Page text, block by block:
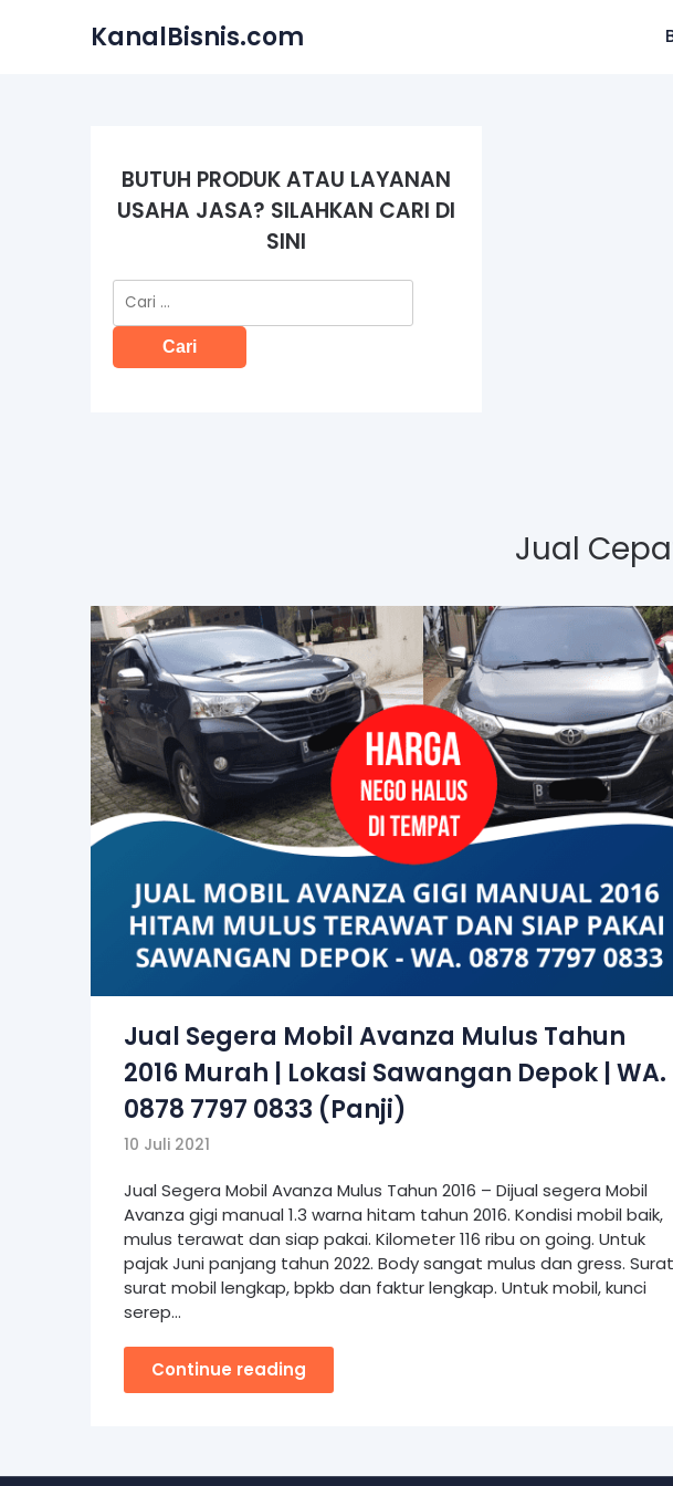
KanalBisnis.com
BUTUH PRODUK ATAU LAYANAN
USAHA JASA? SILAHKAN CARI DI
SINI
Cari
untuk:
Jual
Jual Segera Mobil Avanza Mulus Tahun
2016 Murah | Lokasi Sawangan Depok | WA.
0878 7797 0833 (Panji)
10 Juli 2021
Jual Segera Mobil Avanza Mulus Tahun 2016 – Dijual segera Mobil
Avanza gigi manual 1.3 warna hitam tahun 2016. Kondisi mobil baik,
mulus terawat dan siap pakai. Kilometer 116 ribu on going. Untuk
pajak Juni panjang tahun 2022. Body sangat mulus dan gress. Surat
surat mobil lengkap, bpkb dan faktur lengkap. Untuk mobil, kunci
serep…
Continue reading